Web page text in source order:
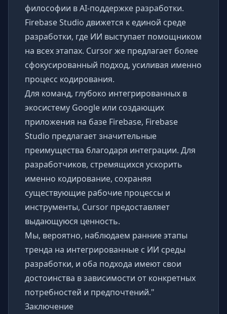
философии в AI-поддержке разработки.
Firebase Studio движется к единой среде
разработки, где ИИ выступает помощником
на всех этапах. Cursor же предлагает более
сфокусированный подход, усиливая именно
процесс кодирования.
Для команд, глубоко интегрированных в
экосистему Google или создающих
приложения на базе Firebase, Firebase
Studio предлагает значительные
преимущества благодаря интеграции. Для
разработчиков, стремящихся ускорить
именно кодирование, сохраняя
существующие рабочие процессы и
инструменты, Cursor предоставляет
выдающуюся ценность.
Мы, вероятно, наблюдаем ранние этапы
тренда на интегрированные с ИИ среды
разработки, и оба подхода имеют свои
достоинства в зависимости от конкретных
потребностей и предпочтений."
Заключение